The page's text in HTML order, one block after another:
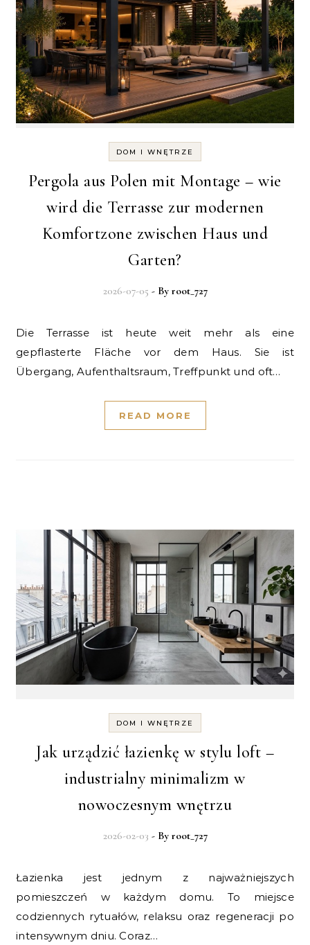
DOM I WNĘTRZE
Pergola aus Polen mit Montage – wie
wird die Terrasse zur modernen
Komfortzone zwischen Haus und
Garten?
2026-07-05 - By root_727
Die Terrasse ist heute weit mehr als eine
gepflasterte Fläche vor dem Haus. Sie ist
Übergang, Aufenthaltsraum, Treffpunkt und oft…
READ MORE
DOM I WNĘTRZE
Jak urządzić łazienkę w stylu loft –
industrialny minimalizm w
nowoczesnym wnętrzu
2026-02-03 - By root_727
Łazienka jest jednym z najważniejszych
pomieszczeń w każdym domu. To miejsce
codziennych rytuałów, relaksu oraz regeneracji po
intensywnym dniu. Coraz…